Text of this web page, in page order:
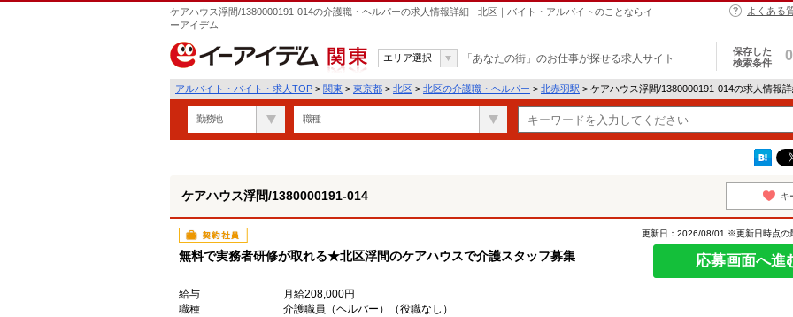
ケアハウス浮間/1380000191-014の介護職・ヘルパーの求人情報詳細 - 北区｜バイト・アルバイトのことならイ
ーアイデム
よくある
関東
エリア選択 「あなたの街」のお仕事が探せる求人サイト
保存した
検索条件
0
アルバイト・バイト・求人TOP > 関東 > 東京都 > 北区 > 北区の介護職・ヘルパー > 北赤羽駅 > ケアハウス浮間/1380000191-014の求人情報
勤務地 職種
ケアハウス浮間/1380000191-014 キ
契約社員
無料で実務者研修が取れる★北区浮間のケアハウスで介護スタッフ募集
更新日：2026/08/01 ※更新日時点の
応募画面へ進
給与
月給208,000円
職種
介護職員（ヘルパー）（役職なし）